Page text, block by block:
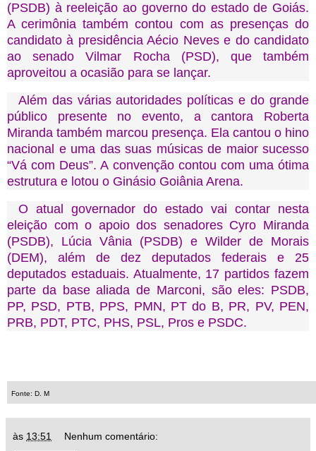
(PSDB) à reeleição ao governo do estado de Goiás.
A cerimônia também contou com as presenças do
candidato à presidência Aécio Neves e do candidato
ao senado Vilmar Rocha (PSD), que também
aproveitou a ocasião para se lançar.
Além das várias autoridades políticas e do grande
público presente no evento, a cantora Roberta
Miranda também marcou presença. Ela cantou o hino
nacional e uma das suas músicas de maior sucesso
“Vá com Deus”. A convenção contou com uma ótima
estrutura e lotou o Ginásio Goiânia Arena.
O atual governador do estado vai contar nesta
eleição com o apoio dos senadores Cyro Miranda
(PSDB), Lúcia Vânia (PSDB) e Wilder de Morais
(DEM), além de dez deputados federais e 25
deputados estaduais. Atualmente, 17 partidos fazem
parte da base aliada de Marconi, são eles: PSDB,
PP, PSD, PTB, PPS, PMN, PT do B, PR, PV, PEN,
PRB, PDT, PTC, PHS, PSL, Pros e PSDC.
Fonte: D. M
às 13:51 Nenhum comentário: